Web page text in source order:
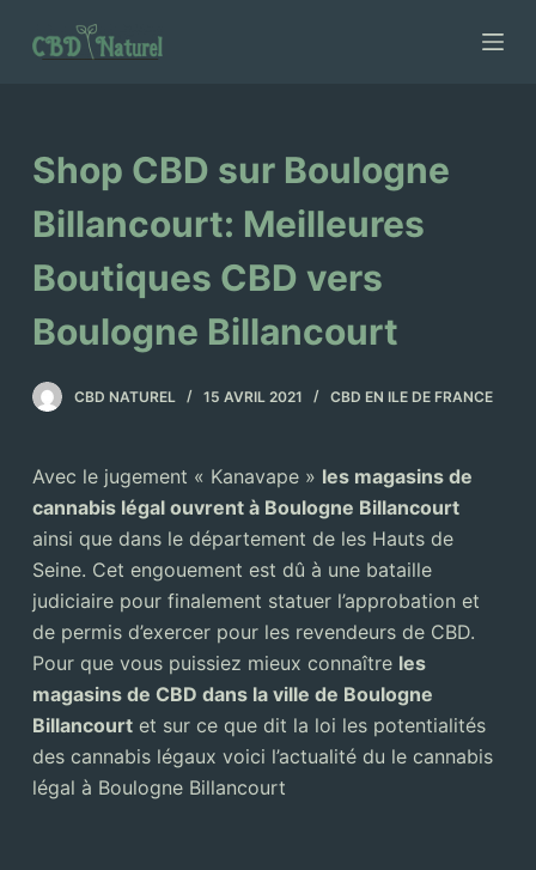
a
e
Shop CBD sur Boulogne
Billancourt: Meilleures
Boutiques CBD vers
Boulogne Billancourt
CBD NATUREL 15 AVRIL 2021 CBD EN ILE DE FRANCE
Avec le jugement « Kanavape » les magasins de
cannabis légal ouvrent à Boulogne Billancourt
ainsi que dans le département de les Hauts de
Seine. Cet engouement est dû à une bataille
judiciaire pour finalement statuer l’approbation et
de permis d’exercer pour les revendeurs de CBD.
Pour que vous puissiez mieux connaître les
magasins de CBD dans la ville de Boulogne
Billancourtet sur ce que dit la loi les potentialités
des cannabis légaux voici l’actualité du le cannabis
légal à Boulogne Billancourt